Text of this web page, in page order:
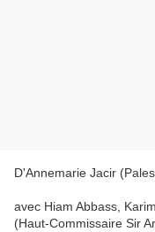
D'Annemarie Jacir
avec Hiam Abbass,
(Haut-Commissaire Sir